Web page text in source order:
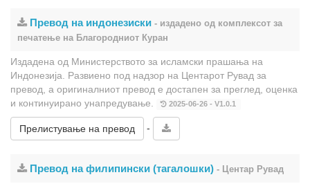
Превод на индонезиски - издадено од комплексот за
печатење на Благородниот Куран
Издадена од Министерството за исламски прашања на
Индонезија. Развиено под надзор на Центарот Рувад за
превод, а оригиналниот превод е достапен за преглед, оценка
и континуирано унапредување.
2025-06-26 - V1.0.1
Прелистување на превод -
Превод на филипински (тагалошки) - Центар Рувад